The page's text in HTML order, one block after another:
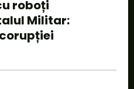
roboți
Militar: